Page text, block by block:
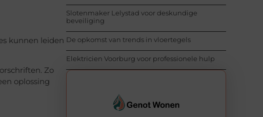
kunnen leiden
Zo
oplossing
Slotenmaker Lelystad voor deskundige
beveiliging
De opkomst van trends in vloertegels
Elektricien Voorburg voor professionele hulp